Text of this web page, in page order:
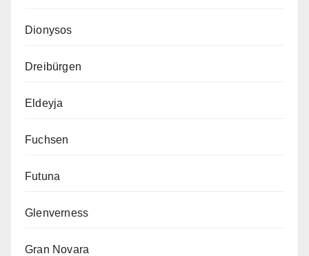
Dionysos
Dreibürgen
Eldeyja
Fuchsen
Futuna
Glenverness
Gran Novara